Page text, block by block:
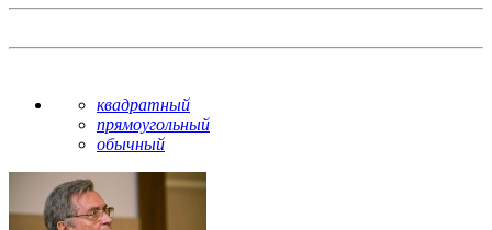
квадратный
прямоугольный
обычный